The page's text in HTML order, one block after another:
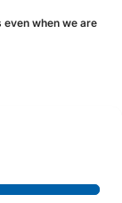
when we are